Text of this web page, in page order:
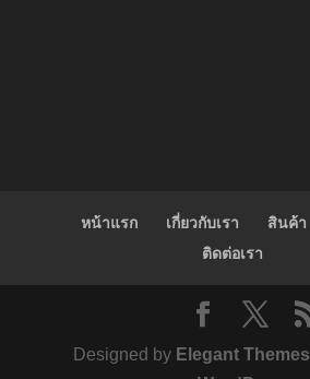
หน้าแรก เกี่ยวกับเรา สินค้า
ติดต่อเรา
Designed by Elegant Themes